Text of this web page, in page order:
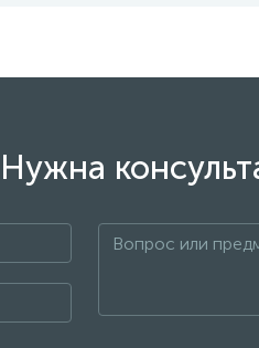
Нужна